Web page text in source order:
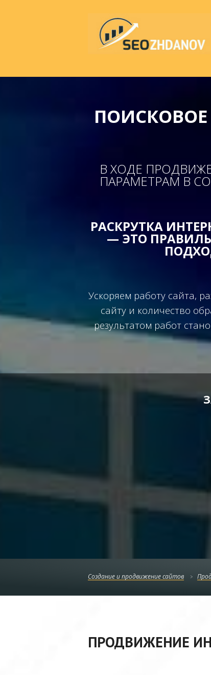
В ХОДЕ
ПАРАМЕТРАМ В
РАСКРУТКА
— ЭТО
Ускоряем работу сайта,
сайту и количество
результатом работ
Создание и продвижение сайтов
ПРОДВИЖЕНИЕ